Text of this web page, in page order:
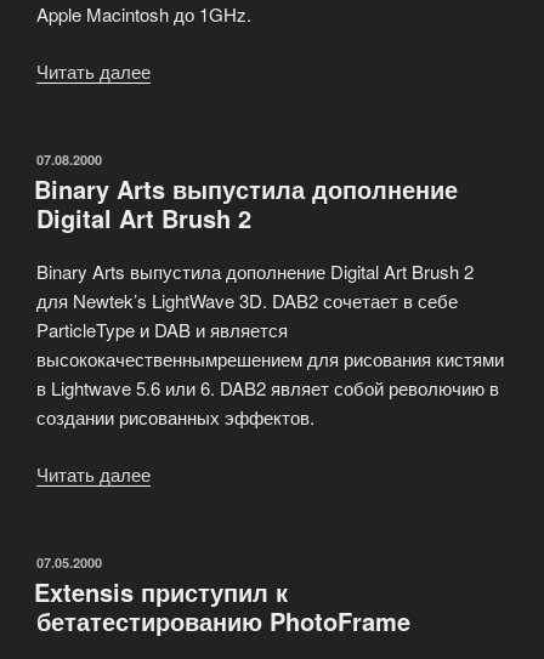
Apple Macintosh до 1GHz.
Читать далее
ОПУБЛИКОВАНО
07.08.2000
Binary Arts выпустила дополнение
Digital Art Brush 2
Binary Arts выпустила дополнение Digital Art Brush 2
для Newtek’s LightWave 3D. DAB2 сочетает в себе
ParticleType и DAB и является
высококачественнымрешением для рисования кистями
в Lightwave 5.6 или 6. DAB2 являет собой револючию в
создании рисованных эффектов.
Читать далее
Digital
Art
ОПУБЛИКОВАНО
07.05.2000
Extensis приступил к
бетатестированию PhotoFrame